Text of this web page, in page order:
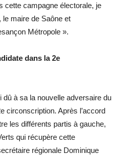
cette campagne électorale, je
le maire de Saône et
Métropole ».
dans la 2e
à sa la nouvelle adversaire du
circonscription. Après l’accord
les différents partis à gauche,
qui récupère cette
régionale Dominique